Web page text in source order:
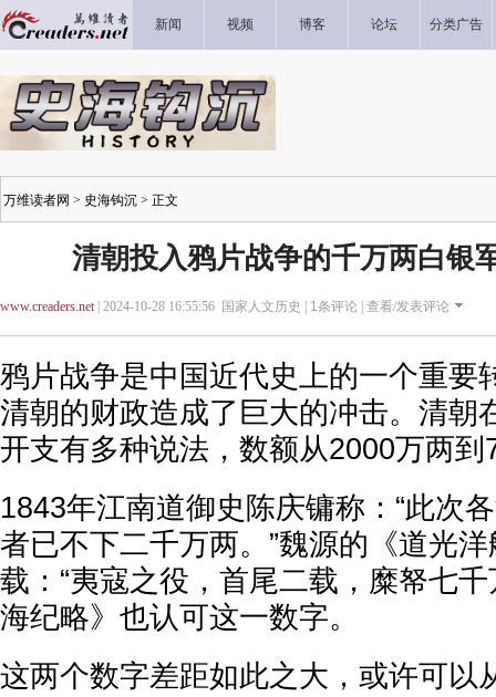
新闻 视频 博客 论坛 分类广告
万维读者网 > 史海钩沉 > 正文
清朝投入鸦片战争的千万两白银
www.creaders.net| 2024-10-28 16:55:56 国家人文历史 | 1条评论 | 查看/发表评论
鸦片战争是中国近代史上的一个重要
清朝的财政造成了巨大的冲击。清朝
开支有多种说法，数额从2000万两
1843年江南道御史陈庆镛称：“此次
者已不下二千万两。”魏源的《道光
载：“夷寇之役，首尾二载，糜帑七
海纪略》也认可这一数字。
这两个数字差距如此之大，或许可以